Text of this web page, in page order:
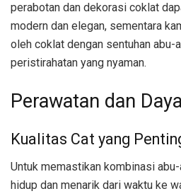
perabotan dan dekorasi coklat
modern dan elegan, sementara
oleh coklat dengan sentuhan abu-
peristirahatan yang nyaman.
Perawatan dan
Kualitas Cat yang
Untuk memastikan kombinasi
hidup dan menarik dari waktu ke